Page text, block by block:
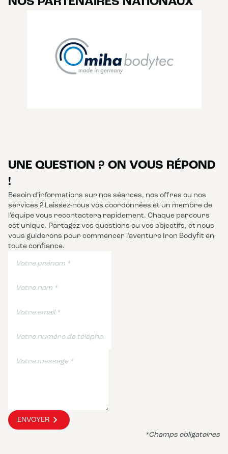
UNE QUESTION ? ON VOUS RÉPOND
!
Besoin d’informations sur nos séances, nos offres ou nos
services ? Laissez-nous vos coordonnées et un membre de
l’équipe vous recontactera rapidement. Chaque parcours
est unique. Partagez vos questions ou vos objectifs, et nous
vous guiderons pour commencer l’aventure Iron Bodyfit en
toute confiance.
ENVOYER
*Champs obligatoires